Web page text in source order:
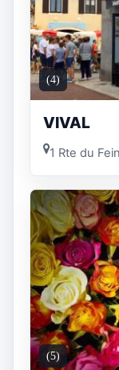
(4)
VIVAL
1 Rte du
(5)